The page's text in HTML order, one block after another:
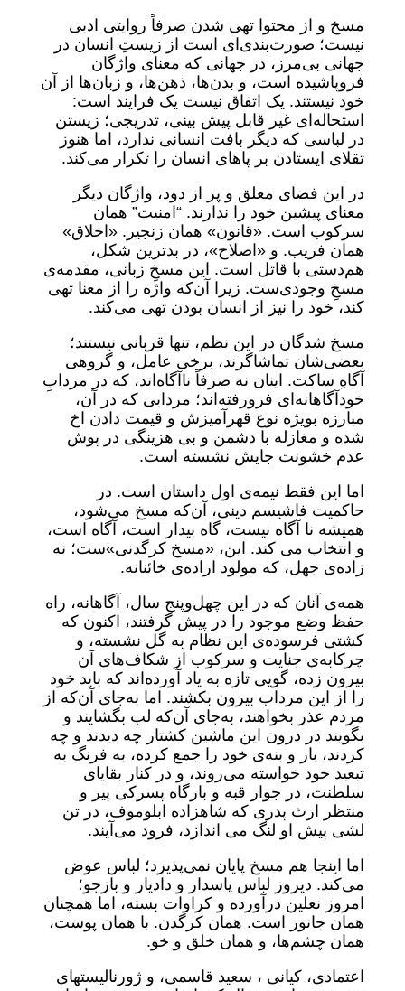
مسخ و از محتوا تهی شدن صرفاً روایتی ادبی
نیست؛ صورت‌بندی‌ای است از زیستِ انسان در
جهانی بی‌مرز، در جهانی که معنای واژگان
فروپاشیده است، و بدن‌ها، ذهن‌ها، و زبان‌ها از آن
خود نیستند. یک اتفاق نیست یک فرایند است:
استحاله‌ای غیر قابل پیش بینی، تدریجی؛ زیستن
در لباسی که دیگر بافت انسانی ندارد، اما هنوز
تقلای ایستادن بر پاهای انسان را تکرار می‌کند.
در این فضای معلق و پر از دود، واژگان دیگر
معنای پیشین خود را ندارند. “امنیت” همان
سرکوب است. «قانون» همان زنجیر. «اخلاق»
همان فریب. و «اصلاح»، در بدترین شکل،
هم‌دستی با قاتل است. این مسخِ زبانی، مقدمه‌ی
مسخِ وجودی‌ست. زیرا آن‌که واژه را از معنا تهی
کند، خود را نیز از انسان بودن تهی می‌کند.
مسخ شدگان در این نظم، تنها قربانی نیستند؛
بعضی‌شان تماشاگرند، برخی عامل، و گروهی
آگاهِ ساکت. اینان نه صرفاً ناآگاه‌اند، که در مردابِ
خودآگاهانه‌ای فرورفته‌اند؛ مردابی که در آن،
مبارزه بویژه نوع قهرآمیزش و قیمت دادن اخ
شده و مغازله با دشمن و بی هزینگی در پوش
عدم خشونت جایش نشسته است.
اما این فقط نیمه‌ی اول داستان است. در
حاکمیت فاشیسم دینی، آن‌که مسخ می‌شود،
همیشه نا آگاه نیست، گاه بیدار است، آگاه است،
و انتخاب می کند. این، «مسخ کرگدنی»‌ست؛ نه
زاده‌ی جهل، که مولود اراده‌ی خائنانه.
همه‌ی آنان که در این چهل‌وپنج سال، آگاهانه، راه
حفظ وضع موجود را در پیش گرفتند، اکنون که
کشتی فرسوده‌ی این نظام به گل نشسته، و
چرکابه‌ی جنایت و سرکوب از شکاف‌های آن
بیرون زده، گویی تازه به یاد آورده‌اند که باید خود
را از این مرداب بیرون بکشند. اما به‌جای آن‌که از
مردم عذر بخواهند، به‌جای آن‌که لب بگشایند و
بگویند در درون این ماشین کشتار چه دیدند و چه
کردند، بار و بنه‌ی خود را جمع کرده، به فرنگ به
تبعید خود خواسته می‌روند، و در کنار بقایای
سلطنت، در جوار قبه و بارگاه پسرکی پیر و
منتظر ارث پدری که شاهزاده ابلوموف، در تن
لشی پیش او لنگ می اندازد، فرود می‌آیند.
اما اینجا هم مسخ پایان نمی‌پذیرد؛ لباس عوض
می‌کند. دیروز لباس پاسدار و دادیار و بازجو؛
امروز نعلین درآورده و کراوات بسته، اما همچنان
همان جانور است. همان کرگدن. با همان پوست،
همان چشم‌ها، و همان خلق و خو.
اعتمادی، کیانی ، سعید قاسمی، و ژورنالیستهای